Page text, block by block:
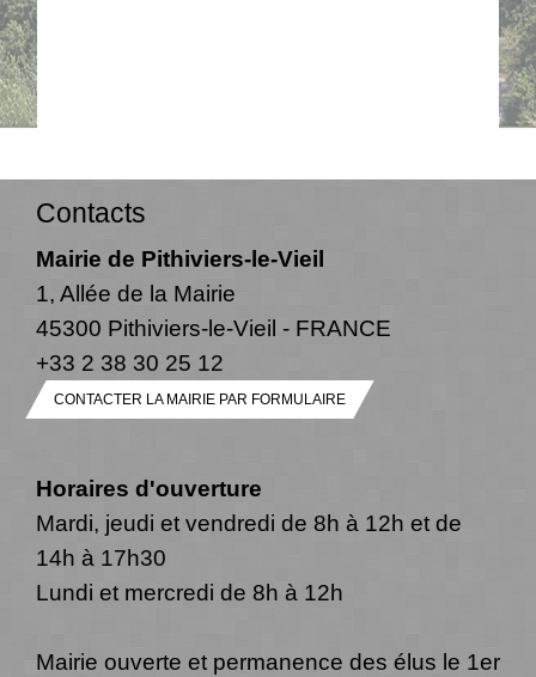
Contacts
Mairie de Pithiviers-le-Vieil
1, Allée de la Mairie
45300 Pithiviers-le-Vieil - FRANCE
+33 2 38 30 25 12
CONTACTER LA MAIRIE PAR FORMULAIRE
Horaires d'ouverture
Mardi, jeudi et vendredi de 8h à 12h et de
14h à 17h30
Lundi et mercredi de 8h à 12h
Mairie ouverte et permanence des élus le 1er